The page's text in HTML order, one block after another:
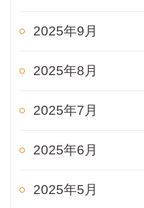
2025年9月
2025年8月
2025年7月
2025年6月
2025年5月